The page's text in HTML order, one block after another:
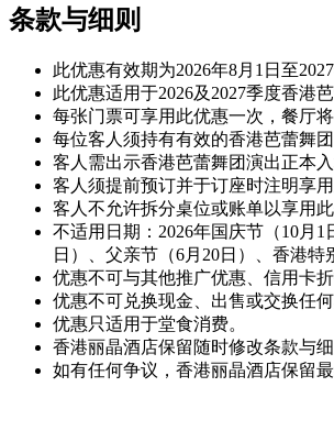
条款与细则
此优惠有效期为2026年8月 1 日至2027
此优惠适用于2026及 2027季度香港
每张门票可享用此优惠一次，餐厅
每位客人须持有有效的香港芭蕾舞
客人需出示香港芭蕾舞团演出正本
客人须提前预订并于订座时注明享
客人不允许拆分桌位或账单以享用此
不适用日期： 2026年国庆节（10月 1
日）、父亲节（6月 20日）、香港特
优惠不可与其他推广优惠、信用卡
优惠不可兑换现金、出售或交换任何
优惠只适用于堂食消费。
香港丽晶酒店保留随时修改条款与
如有任何争议，香港丽晶酒店保留最